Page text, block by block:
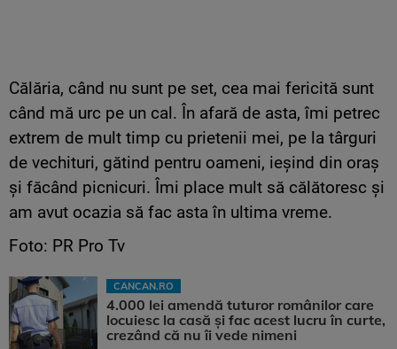
Călăria, când nu sunt pe set, cea mai fericită sunt
când mă urc pe un cal. În afară de asta, îmi petrec
extrem de mult timp cu prietenii mei, pe la târguri
de vechituri, gătind pentru oameni, ieșind din oraș
și făcând picnicuri. Îmi place mult să călătoresc și
am avut ocazia să fac asta în ultima vreme.
Foto: PR Pro Tv
CANCAN.RO
4.000 lei amendă tuturor românilor care
locuiesc la casă și fac acest lucru în curte,
crezând că nu îi vede nimeni